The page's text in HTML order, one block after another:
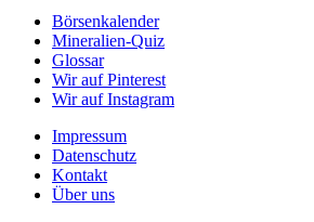
Börsenkalender
Mineralien-Quiz
Glossar
Wir auf Pinterest
Wir auf Instagram
Impressum
Datenschutz
Kontakt
Über uns